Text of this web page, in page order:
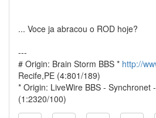
... Voce ja abracou o ROD hoje?
---
# Origin: Brain Storm BBS * http://
Recife,PE (4:801/189)
* Origin: LiveWire BBS - Synchronet
(1:2320/100)